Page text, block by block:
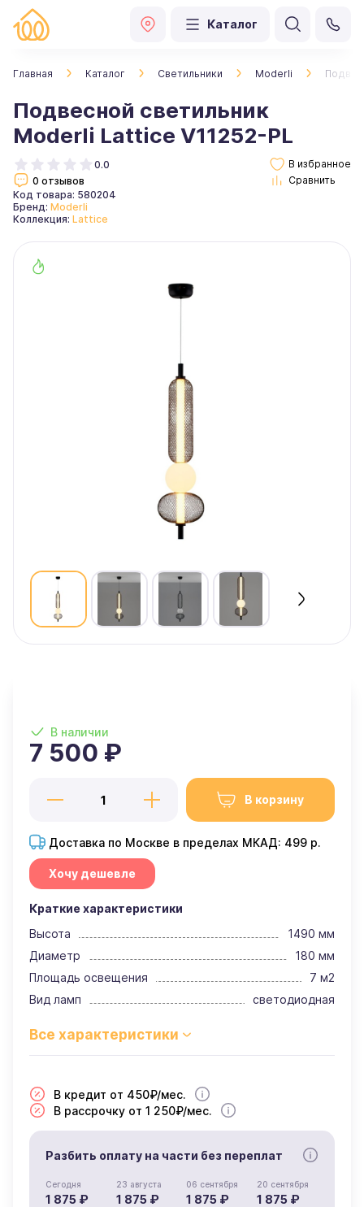
Каталог
Главная Каталог Светильники Moderli
Подвесной светильник
Moderli Lattice V11252-PL
0.0
0 отзывов
Код товара: 580204
Бренд: Moderli
Коллекция: Lattice
В наличии
7 500 ₽
В корзину
Доставка по Москве в пределах МКАД: 499 р.
Хочу дешевле
Краткие характеристики
Высота
1490 мм
Диаметр
180 мм
Площадь освещения
7 м2
Вид ламп
светодиодная
В кредит от 450₽/мес.
В рассрочку от 1 250₽/мес.
Разбить оплату на части без переплат
Сегодня
1 875 ₽
23 августа
1 875 ₽
06 сентября
1 875 ₽
20 сентября
1 875 ₽